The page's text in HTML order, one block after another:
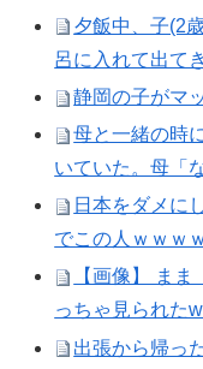
夕飯中、子(2
呂に入れて出て
静岡の子がマ
母と一緒の時
いていた。母「
日本をダメに
でこの人ｗｗｗ
【画像】 ま
っちゃ見られたw
出張から帰っ